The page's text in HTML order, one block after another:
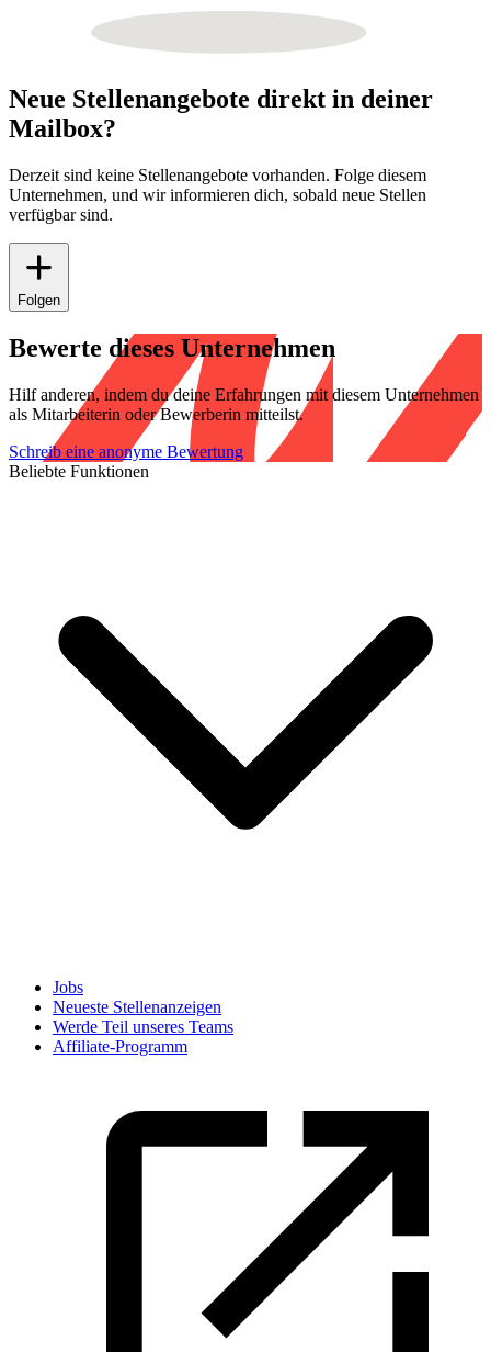
Neue Stellenangebote direkt in deiner
Mailbox?
Derzeit sind keine Stellenangebote vorhanden. Folge diesem
Unternehmen, und wir informieren dich, sobald neue Stellen
verfügbar sind.
Folgen
Bewerte dieses Unternehmen
Hilf anderen, indem du deine Erfahrungen mit diesem Unternehmen
als Mitarbeiterin oder Bewerberin mitteilst.
Schreib eine anonyme Bewertung
Beliebte Funktionen
Jobs
Neueste Stellenanzeigen
Werde Teil unseres Teams
Affiliate-Programm